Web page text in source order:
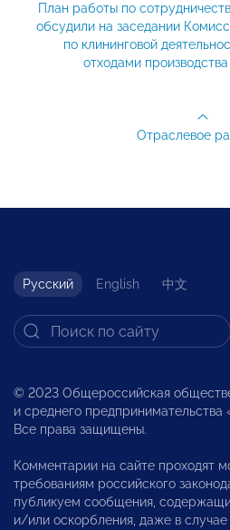
План работы по
обсудили на заседании
по клининговой
отходами
Отраслевое
Русский English 中文
© 2023 Общероссийская
и среднего
Все права защищены.
Комментарии на сайте проходят
требованиям российского
публикуем сообщения,
и/или оскорбления, даже в случае